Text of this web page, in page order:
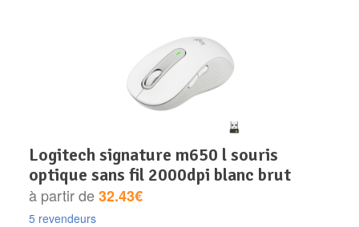
logitech signature m650 l souris
optique sans fil 2000dpi blanc brut
à partir de32.43€
5 revendeurs